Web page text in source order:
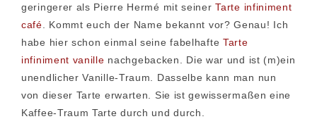
geringerer als Pierre Hermé mit seinerTarte infiniment
café . Kommt euch der Name bekannt vor? Genau! Ich
habe hier schon einmal seine fabelhafte Tarte
infiniment vanille nachgebacken. Die war und ist (m)ein
unendlicher Vanille-Traum. Dasselbe kann man nun
von dieser Tarte erwarten. Sie ist gewissermaßen eine
Kaffee-Traum Tarte durch und durch.